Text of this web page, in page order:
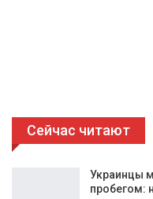
Сейчас читают
Украинцы
пробегом: